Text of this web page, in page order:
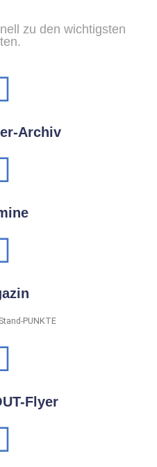
zu den wichtigsten
Archiv
PUNKTE
Flyer